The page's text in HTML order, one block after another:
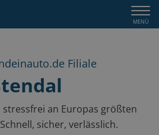
MENÜ
Filiale
an Europas größten
sicher, verlässlich.